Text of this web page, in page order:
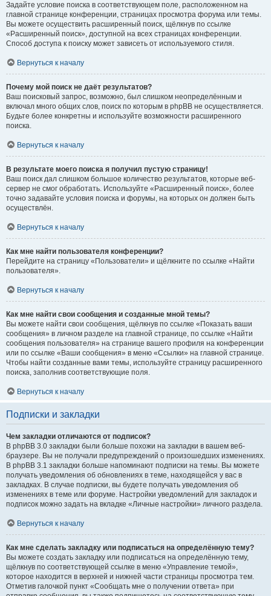
Задайте условие поиска в соответствующем поле, расположенном на
главной странице конференции, страницах просмотра форума или темы.
Вы можете осуществить расширенный поиск, щёлкнув по ссылке
«Расширенный поиск», доступной на всех страницах конференции.
Способ доступа к поиску может зависеть от используемого стиля.
Вернуться к началу
Почему мой поиск не даёт результатов?
Ваш поисковый запрос, возможно, был слишком неопределённым и
включал много общих слов, поиск по которым в phpBB не осуществляется.
Будьте более конкретны и используйте возможности расширенного
поиска.
Вернуться к началу
В результате моего поиска я получил пустую страницу!
Ваш поиск дал слишком большое количество результатов, которые веб-
сервер не смог обработать. Используйте «Расширенный поиск», более
точно задавайте условия поиска и форумы, на которых он должен быть
осуществлён.
Вернуться к началу
Как мне найти пользователя конференции?
Перейдите на страницу «Пользователи» и щёлкните по ссылке «Найти
пользователя».
Вернуться к началу
Как мне найти свои сообщения и созданные мной темы?
Вы можете найти свои сообщения, щёлкнув по ссылке «Показать ваши
сообщения» в личном разделе на главной странице, по ссылке «Найти
сообщения пользователя» на странице вашего профиля на конференции
или по ссылке «Ваши сообщения» в меню «Ссылки» на главной странице.
Чтобы найти созданные вами темы, используйте страницу расширенного
поиска, заполнив соответствующие поля.
Вернуться к началу
Подписки и закладки
Чем закладки отличаются от подписок?
В phpBB 3.0 закладки были больше похожи на закладки в вашем веб-
браузере. Вы не получали предупреждений о произошедших изменениях.
В phpBB 3.1 закладки больше напоминают подписки на темы. Вы можете
получать уведомления об обновлениях в теме, находящейся у вас в
закладках. В случае подписки, вы будете получать уведомления об
изменениях в теме или форуме. Настройки уведомлений для закладок и
подписок можно задать на вкладке «Личные настройки» личного раздела.
Вернуться к началу
Как мне сделать закладку или подписаться на определённую тему?
Вы можете создать закладку или подписаться на определённую тему,
щёлкнув по соответствующей ссылке в меню «Управление темой»,
которое находится в верхней и нижней части страницы просмотра тем.
Отметив галочкой пункт «Сообщать мне о получении ответа» при